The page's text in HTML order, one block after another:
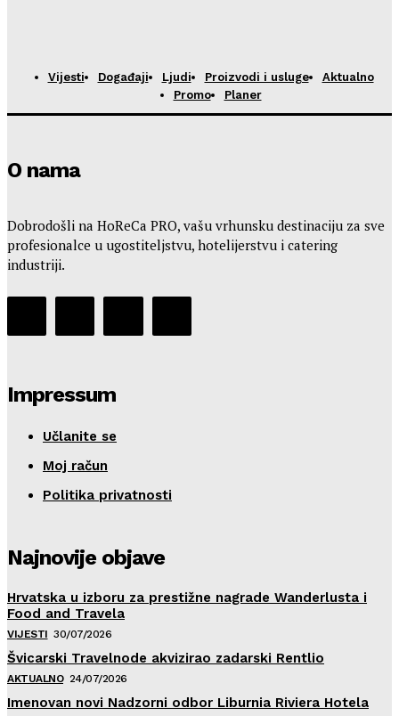
Vijesti Događaji Ljudi Proizvodi i usluge
Aktualno
Promo
Planer
O nama
Dobrodošli na HoReCa PRO, vašu vrhunsku destinaciju za sve
profesionalce u ugostiteljstvu, hotelijerstvu i catering
industriji.
Impressum
Učlanite se
Moj račun
Politika privatnosti
Najnovije objave
Hrvatska u izboru za prestižne nagrade Wanderlusta i
Food and Travela
VIJESTI 30/07/2026
Švicarski Travelnode akvizirao zadarski Rentlio
AKTUALNO 24/07/2026
Imenovan novi Nadzorni odbor Liburnia Riviera Hotela